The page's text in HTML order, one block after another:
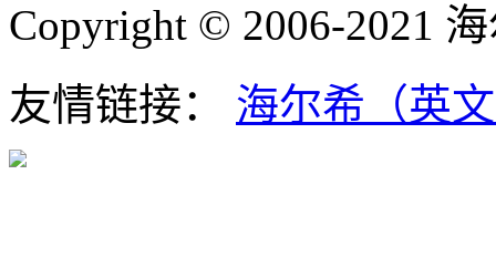
Copyright © 2006-2021
友情链接： 海尔希（英